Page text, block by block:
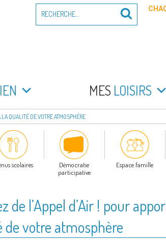
pour
MES LOISIRS
QUALITÉ DE VOTRE ATMOSPHÈRE
scolaires
Démocratie
participative
Espace famille
de l’Appel d’Air ! pour
de votre atmosphère